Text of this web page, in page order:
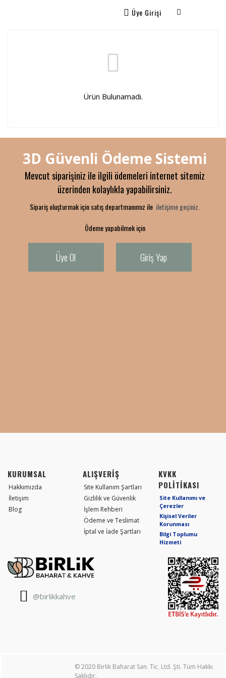
Üye Girişi
Ürün Bulunamadı.
3D Güvenli Ödeme Sistemi
Mevcut siparişiniz ile ilgili ödemeleri internet sitemiz
üzerinden kolaylıkla yapabilirsiniz.
Sipariş oluşturmak için satış departmanımız ile iletişime geçiniz.
Ödeme yapabilmek için
Üye Ol Giriş Yap
@birlikkahve
KURUMSAL
Hakkımızda
İletişim
Blog
ALIŞVERİŞ
Site Kullanım Şartları
Gizlilik ve Güvenlik
İşlem Rehberi
Ödeme ve Teslimat
İptal ve İade Şartları
KVKK
POLİTİKASI
Site Kullanımı ve
Çerezler
Kişisel Veriler
Korunması
Bilgi Toplumu
Hizmeti
© 2020 Birlik Baharat San. Tic. Ltd. Şti. Tüm Hakkı
Saklıdır.